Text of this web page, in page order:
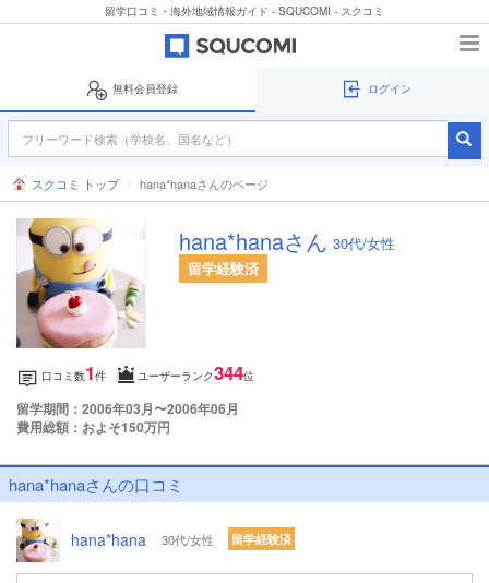
留学口コミ・海外地域情報ガイド - SQUCOMI - スクコミ
無料会員登録 ログイン
スクコミ トップ hana*hanaさんのページ
hana*hanaさん 30代/女性
留学経験済
口コミ数1件 ユーザーランク344位
留学期間：2006年03月〜2006年06月
費用総額：およそ150万円
hana*hanaさんの口コミ
hana*hana 30代/女性 留学経験済